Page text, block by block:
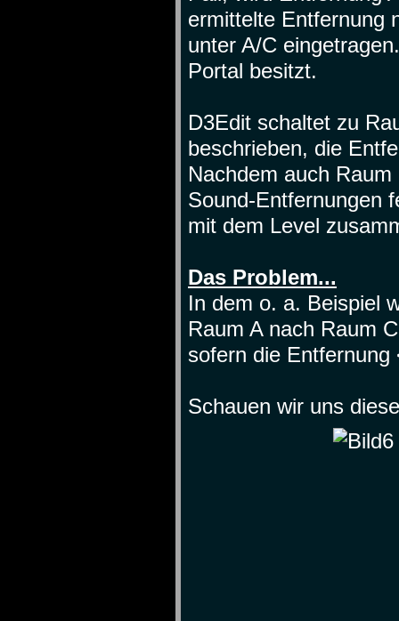
ermittelte Entfernung
unter A/C
Portal besitzt.
D3Edit schaltet zu
beschrieben, die
Nachdem auch
Sound-Entfernungen
mit dem Level
Das Problem...
In dem o. a. Beispiel
Raum A nach Raum
sofern die Entfernung
Schauen wir uns